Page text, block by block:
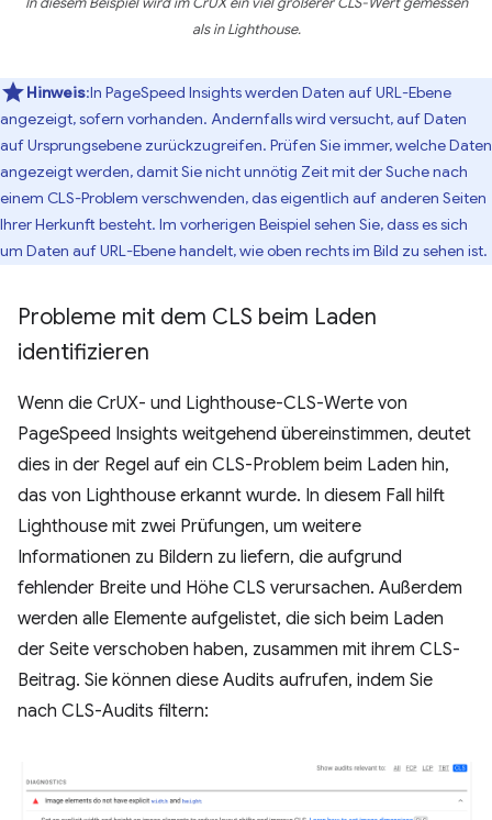
als in Lighthouse.
Hinweis:In PageSpeed Insights werden Daten auf URL-Ebene
angezeigt, sofern vorhanden. Andernfalls wird versucht, auf Daten
auf Ursprungsebene zurückzugreifen. Prüfen Sie immer, welche Daten
angezeigt werden, damit Sie nicht unnötig Zeit mit der Suche nach
einem CLS-Problem verschwenden, das eigentlich auf anderen Seiten
Ihrer Herkunft besteht. Im vorherigen Beispiel sehen Sie, dass es sich
um Daten auf URL-Ebene handelt, wie oben rechts im Bild zu sehen ist.
Probleme mit dem CLS beim Laden
identifizieren
Wenn die CrUX- und Lighthouse-CLS-Werte von
PageSpeed Insights weitgehend übereinstimmen, deutet
dies in der Regel auf ein CLS-Problem beim Laden hin,
das von Lighthouse erkannt wurde. In diesem Fall hilft
Lighthouse mit zwei Prüfungen, um weitere
Informationen zu Bildern zu liefern, die aufgrund
fehlender Breite und Höhe CLS verursachen. Außerdem
werden alle Elemente aufgelistet, die sich beim Laden
der Seite verschoben haben, zusammen mit ihrem CLS-
Beitrag. Sie können diese Audits aufrufen, indem Sie
nach CLS-Audits filtern: